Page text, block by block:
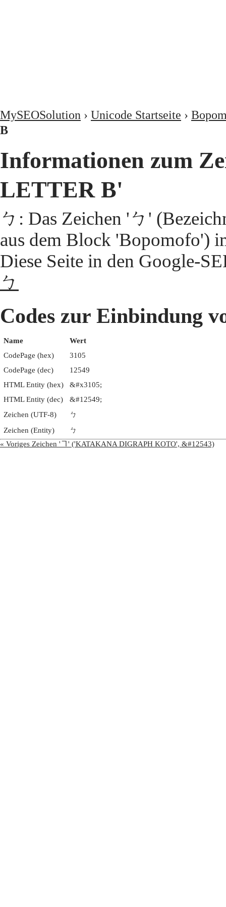
MySEOSolution › Unicode Startseite ›
B
Informationen zum
LETTER B'
ㄅ: Das Zeichen 'ㄅ'
aus dem Block 'Bopomofo')
Diese Seite in den Google-
ㄅ
Codes zur Einbindung
Name
Wert
CodePage (hex)
3105
CodePage (dec)
12549
HTML Entity (hex)
&#x3105;
HTML Entity (dec)
&#12549;
Zeichen (UTF-8)
ㄅ
Zeichen (Entity)
ㄅ
« Voriges Zeichen 'ヿ' ('KATAKANA DIGRAPH KOTO', &#12543)